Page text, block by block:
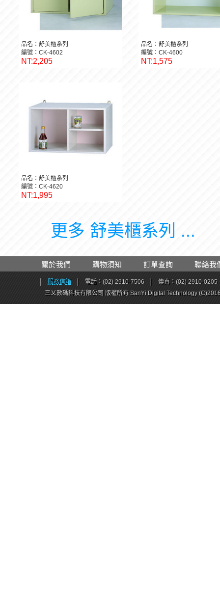
品名：舒美櫃系列
編號：CK-4602
NT:2,205
品名：舒美櫃系列
編號：CK-4600
NT:1,575
品名：舒美櫃系列
編號：CK-4620
NT:1,995
更多 舒美櫃系列 ...
關於我們 購物須知 訂單查詢 聯絡我
服務信箱 電話：(02) 2910-7506
傳真：(02) 2910-0205
三乂數碼科技有限公司 版權所有 SanYi Digital Technology